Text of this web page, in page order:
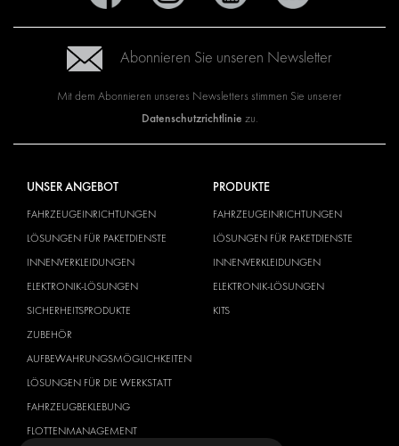
Abonnieren Sie unseren Newsletter
Mit dem Abonnieren unseres Newsletters stimmen Sie unserer
Datenschutzrichtlinie zu.
UNSER ANGEBOT
FAHRZEUGEINRICHTUNGEN
LÖSUNGEN FÜR PAKETDIENSTE
INNENVERKLEIDUNGEN
ELEKTRONIK-LÖSUNGEN
SICHERHEITSPRODUKTE
ZUBEHÖR
AUFBEWAHRUNGSMÖGLICHKEITEN
LÖSUNGEN FÜR DIE WERKSTATT
FAHRZEUGBEKLEBUNG
FLOTTENMANAGEMENT
PRODUKTE
FAHRZEUGEINRICHTUNGEN
LÖSUNGEN FÜR PAKETDIENSTE
INNENVERKLEIDUNGEN
ELEKTRONIK-LÖSUNGEN
KITS